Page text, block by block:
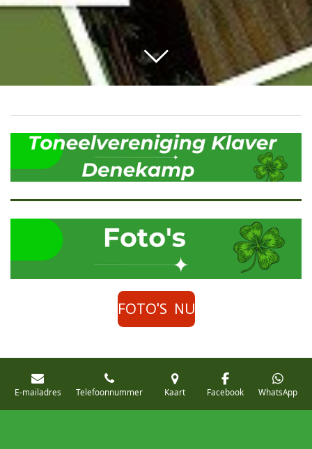
FOTO'S NU
FOTO'S VROEGER
E-mailadres Telefoonnummer Kaart Facebook WhatsApp